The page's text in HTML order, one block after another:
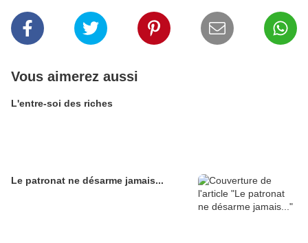
Vous aimerez aussi
L'entre-soi des riches
Le patronat ne désarme jamais...